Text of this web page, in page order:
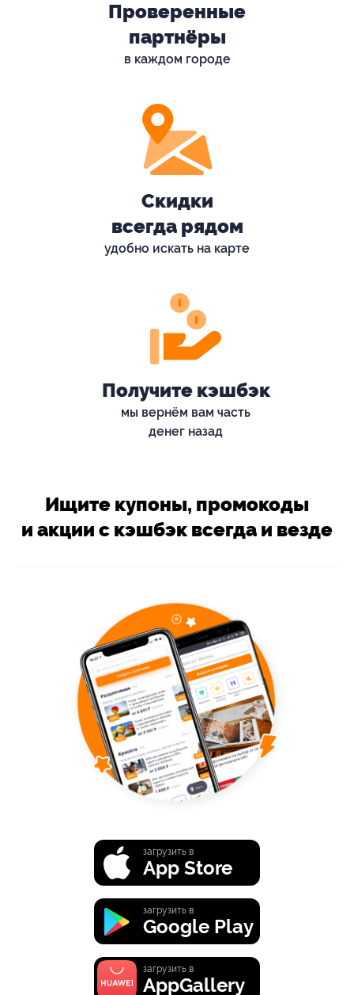
Проверенные
партнёры
в каждом городе
Скидки
всегда рядом
удобно искать на карте
Получите кэшбэк
мы вернём вам часть
денег назад
Ищите купоны, промокоды
и акции с кэшбэк всегда и везде
загрузить в
App Store
загрузить в
Google Play
загрузить в
AppGallery